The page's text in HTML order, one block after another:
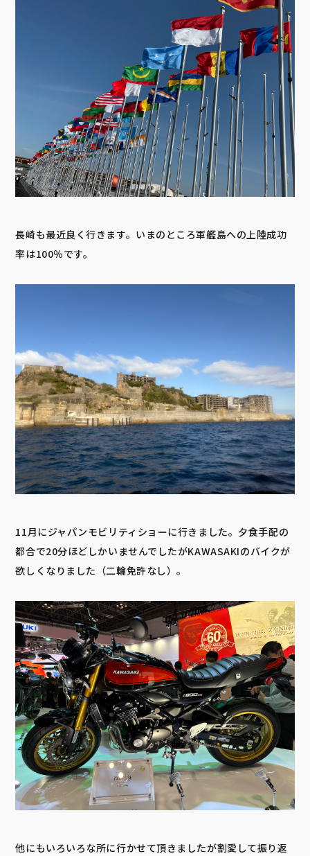
長崎も最近良く行きます。いまのところ軍艦島への上陸成功
率は100％です。
11月にジャパンモビリティショーに行きました。夕食手配の
都合で20分ほどしかいませんでしたがKAWASAKIのバイクが
欲しくなりました（二輪免許なし）。
他にもいろいろな所に行かせて頂きましたが割愛して振り返